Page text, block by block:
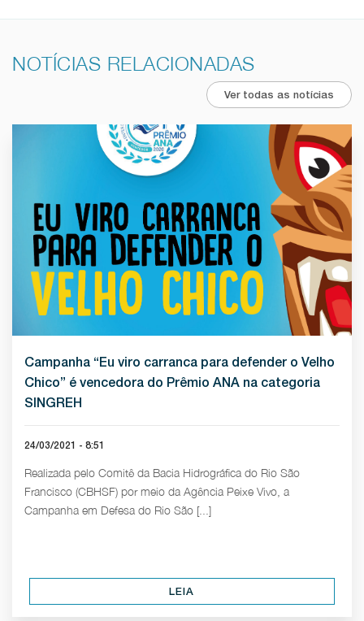
NOTÍCIAS RELACIONADAS
Ver todas as notícias
Campanha “Eu viro carranca para defender o Velho
Chico” é vencedora do Prêmio ANA na categoria
SINGREH
24/03/2021 - 8:51
Realizada pelo Comitê da Bacia Hidrográfica do Rio São
Francisco (CBHSF) por meio da Agência Peixe Vivo, a
Campanha em Defesa do Rio São [...]
LEIA